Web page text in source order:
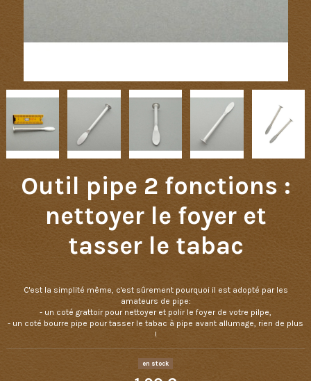
Outil pipe 2 fonctions :
nettoyer le foyer et
tasser le tabac
C'est la simplité même, c'est sûrement pourquoi il est adopté par les
amateurs de pipe:
- un coté grattoir pour nettoyer et polir le foyer de votre pilpe,
- un coté bourre pipe pour tasser le tabac à pipe avant allumage, rien de plus
!
en stock